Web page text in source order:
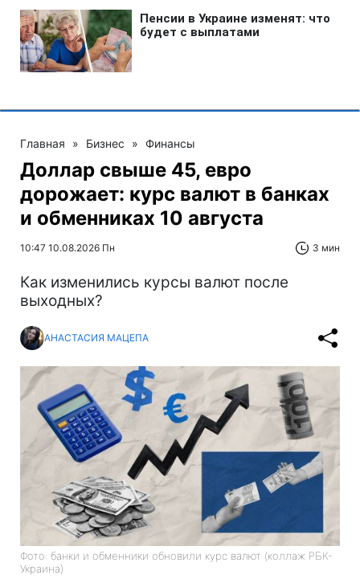
Главная » Бизнес » Финансы
Доллар свыше 45, евро
дорожает: курс валют в банках
и обменниках 10 августа
10:47 10.08.2026 Пн 3 мин
Как изменились курсы валют после
выходных?
АНАСТАСИЯ МАЦЕПА
Фото: банки и обменники обновили курс валют (коллаж РБК-
Украина)